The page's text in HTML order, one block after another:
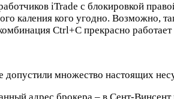
iTrade с блокировкой
каления кого угодно. Возможно,
Ctrl+C прекрасно
допустили множество настоящих